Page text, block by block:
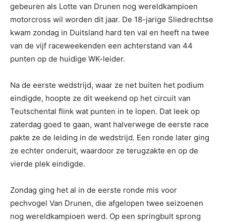
gebeuren als Lotte van Drunen nog wereldkampioen
motorcross wil worden dit jaar. De 18-jarige Sliedrechtse
kwam zondag in Duitsland hard ten val en heeft na twee
van de vijf raceweekenden een achterstand van 44
punten op de huidige WK-leider.
Na de eerste wedstrijd, waar ze net buiten het podium
eindigde, hoopte ze dit weekend op het circuit van
Teutschental flink wat punten in te lopen. Dat leek op
zaterdag goed te gaan, want halverwege de eerste race
pakte ze de leiding in de wedstrijd. Een ronde later ging
ze echter onderuit, waardoor ze terugzakte en op de
vierde plek eindigde.
Zondag ging het al in de eerste ronde mis voor
pechvogel Van Drunen, die afgelopen twee seizoenen
nog wereldkampioen werd. Op een springbult sprong